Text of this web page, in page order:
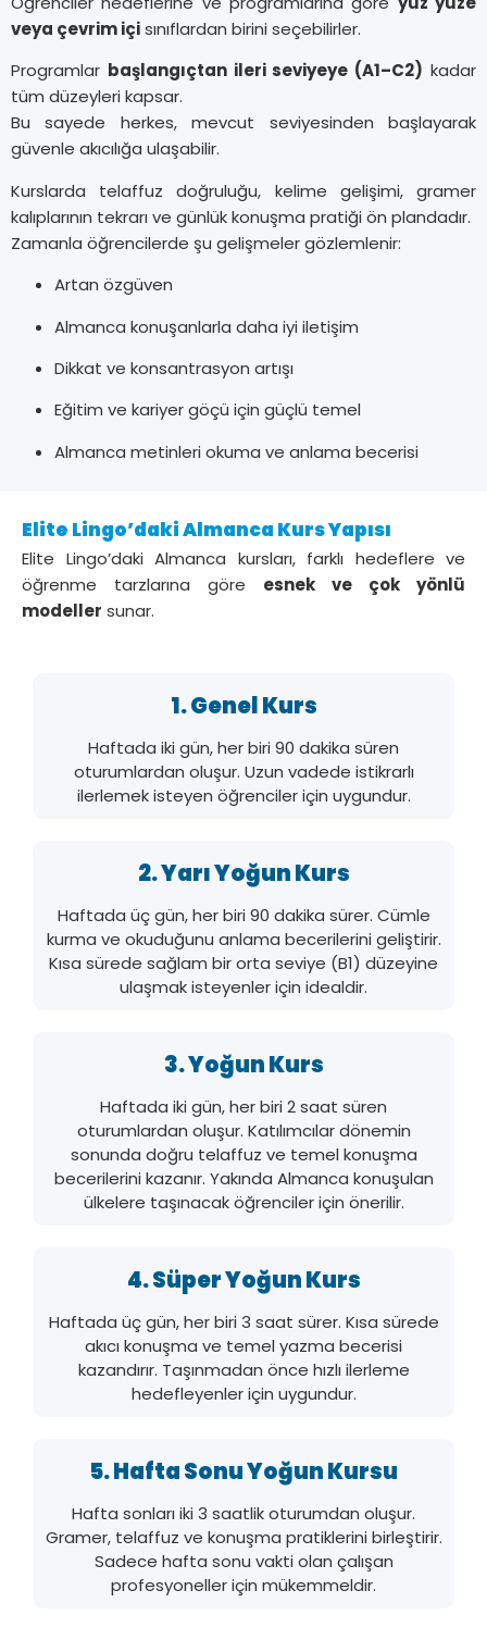
veya çevrim içisınıflardan birini seçebilirler.
Programlar başlangıçtan ileri seviyeye (A1–C2) kadar
tüm düzeyleri kapsar.
Bu sayede herkes, mevcut seviyesinden başlayarak
güvenle akıcılığa ulaşabilir.
Kurslarda telaffuz doğruluğu, kelime gelişimi, gramer
kalıplarının tekrarı ve günlük konuşma pratiği ön plandadır.
Zamanla öğrencilerde şu gelişmeler gözlemlenir:
Artan özgüven
Almanca konuşanlarla daha iyi iletişim
Dikkat ve konsantrasyon artışı
Eğitim ve kariyer göçü için güçlü temel
Almanca metinleri okuma ve anlama becerisi
Elite Lingo’daki Almanca Kurs Yapısı
Elite Lingo’daki Almanca kursları, farklı hedeflere ve
öğrenme tarzlarına göre esnek ve çok yönlü
modeller sunar.
1. Genel Kurs
Haftada iki gün, her biri 90 dakika süren
oturumlardan oluşur. Uzun vadede istikrarlı
ilerlemek isteyen öğrenciler için uygundur.
2. Yarı Yoğun Kurs
Haftada üç gün, her biri 90 dakika sürer. Cümle
kurma ve okuduğunu anlama becerilerini geliştirir.
Kısa sürede sağlam bir orta seviye (B1) düzeyine
ulaşmak isteyenler için idealdir.
3. Yoğun Kurs
Haftada iki gün, her biri 2 saat süren
oturumlardan oluşur. Katılımcılar dönemin
sonunda doğru telaffuz ve temel konuşma
becerilerini kazanır. Yakında Almanca konuşulan
ülkelere taşınacak öğrenciler için önerilir.
4. Süper Yoğun Kurs
Haftada üç gün, her biri 3 saat sürer. Kısa sürede
akıcı konuşma ve temel yazma becerisi
kazandırır. Taşınmadan önce hızlı ilerleme
hedefleyenler için uygundur.
5. Hafta Sonu Yoğun Kursu
Hafta sonları iki 3 saatlik oturumdan oluşur.
Gramer, telaffuz ve konuşma pratiklerini birleştirir.
Sadece hafta sonu vakti olan çalışan
profesyoneller için mükemmeldir.